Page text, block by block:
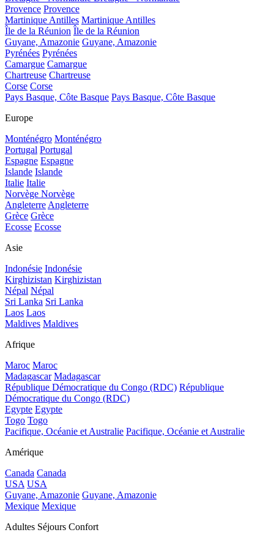
Provence Provence
Martinique Antilles Martinique Antilles
Île de la Réunion Île de la Réunion
Guyane, Amazonie Guyane, Amazonie
Pyrénées Pyrénées
Camargue Camargue
Chartreuse Chartreuse
Corse Corse
Pays Basque, Côte Basque Pays Basque, Côte Basque
Europe
Monténégro Monténégro
Portugal Portugal
Espagne Espagne
Islande Islande
Italie Italie
Norvège Norvège
Angleterre Angleterre
Grèce Grèce
Ecosse Ecosse
Asie
Indonésie Indonésie
Kirghizistan Kirghizistan
Népal Népal
Sri Lanka Sri Lanka
Laos Laos
Maldives Maldives
Afrique
Maroc Maroc
Madagascar Madagascar
République Démocratique du Congo (RDC) République
Démocratique du Congo (RDC)
Egypte Egypte
Togo Togo
Pacifique, Océanie et Australie Pacifique, Océanie et Australie
Amérique
Canada Canada
USA USA
Guyane, Amazonie Guyane, Amazonie
Mexique Mexique
Adultes Séjours Confort